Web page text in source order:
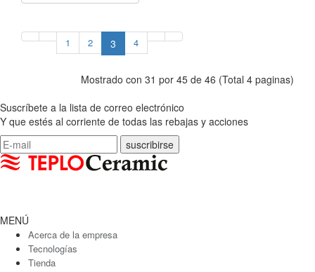
1 2 3 4
Mostrado con 31 por 45 de 46 (Total 4 paginas)
Suscríbete a la lista de correo electrónico
Y que estés al corriente de todas las rebajas y acciones
MENÚ
Acerca de la empresa
Tecnologías
Tienda